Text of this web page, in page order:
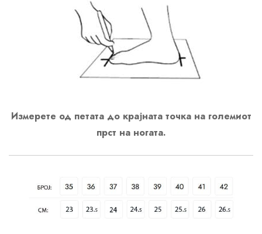
Измерете од петата до крајната точка на големиот
прст на ногата.